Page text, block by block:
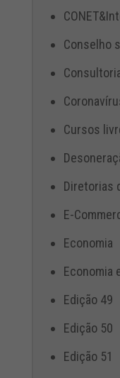
Conselho
Cursos
Diretorias
E-
Economia
Economia
Edição 49
Edição 50
Edição 51